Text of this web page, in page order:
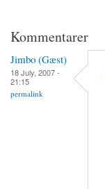
Kommentarer
Jimbo (Gæst)
18 July, 2007 -
21:15
permalink